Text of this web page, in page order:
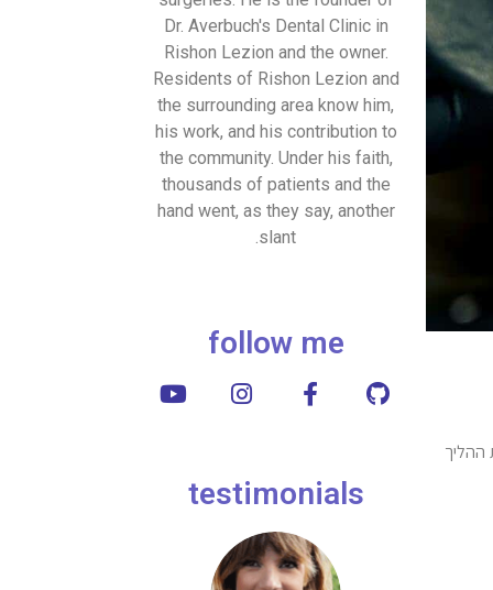
ההליך
Dr. Averbuch's Dental Clinic in
Rishon Lezion and the owner.
Residents of Rishon Lezion and
the surrounding area know him,
his work, and his contribution to
the community. Under his faith,
thousands of patients and the
hand went, as they say, another
slant.
follow me
testimonials